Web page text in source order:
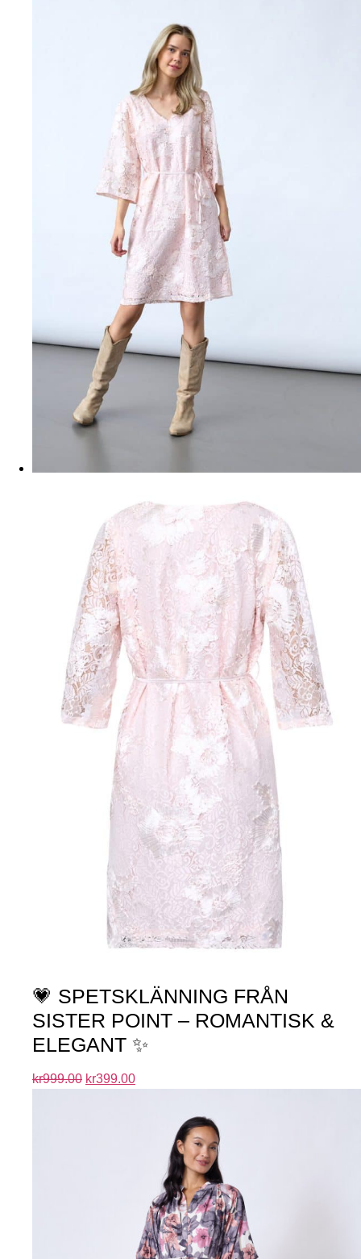
💗 SPETSKLÄNNING FRÅN
SISTER POINT – ROMANTISK &
ELEGANT ✨
kr999.00 kr399.00